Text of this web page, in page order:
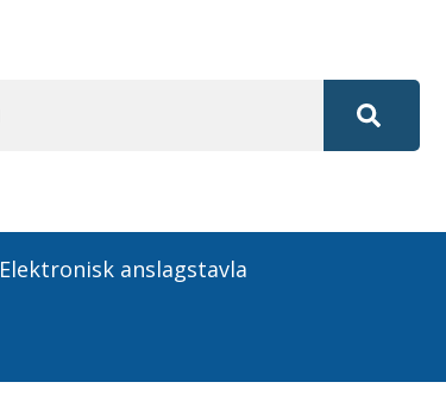
Elektronisk anslagstavla